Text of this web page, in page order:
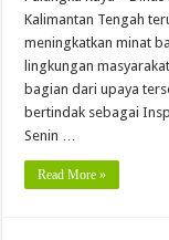
Kalimantan Tengah
meningkatkan minat
lingkungan
bagian dari upaya
bertindak sebagai
Senin …
Read More »